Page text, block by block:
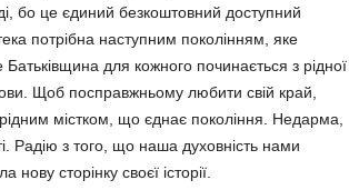
бо це єдиний безкоштовний доступний
потрібна наступним поколінням, яке
для кожного починається з рідної
Щоб посправжньому любити свій край,
містком, що єднає покоління. Недарма,
Радію з того, що наша духовність нами
сторінку своєї історії.